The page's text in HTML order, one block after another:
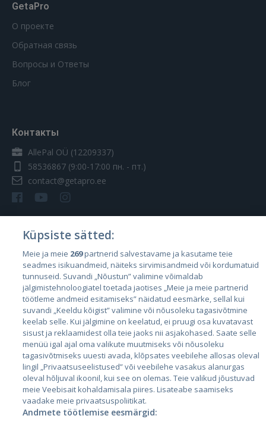
GetaPro
О проекте
Обратная связь
Вопросы и Ответы
Блог
Контакты
AllePal OÜ (12209337)
58536867 (9:00-17:00 пн. - пт.)
contact@getapro.ee
Страны
Эстония
Латвия
Литва
City24.lv CVbankas.lt
Küpsiste sätted:
Meie ja meie 269partnerid salvestavame ja kasutame teie
seadmes isikuandmeid, näiteks sirvimisandmeid või kordumatuid
tunnuseid. Suvandi „Nõustun” valimine võimaldab
jälgimistehnoloogiatel toetada jaotises „Meie ja meie partnerid
töötleme andmeid esitamiseks” näidatud eesmärke, sellal kui
suvandi „Keeldu kõigist” valimine või nõusoleku tagasivõtmine
keelab selle. Kui jälgimine on keelatud, ei pruugi osa kuvatavast
sisust ja reklaamidest olla teie jaoks nii asjakohased. Saate selle
menüü igal ajal oma valikute muutmiseks või nõusoleku
tagasivõtmiseks uuesti avada, klõpsates veebilehe allosas oleval
lingil „Privaatsuseelistused” või veebilehe vasakus alanurgas
oleval hõljuval ikoonil, kui see on olemas. Teie valikud jõustuvad
meie Veebisait kohaldamisala piires. Lisateabe saamiseks
vaadake meie privaatsuspoliitikat.
Andmete töötlemise eesmärgid: